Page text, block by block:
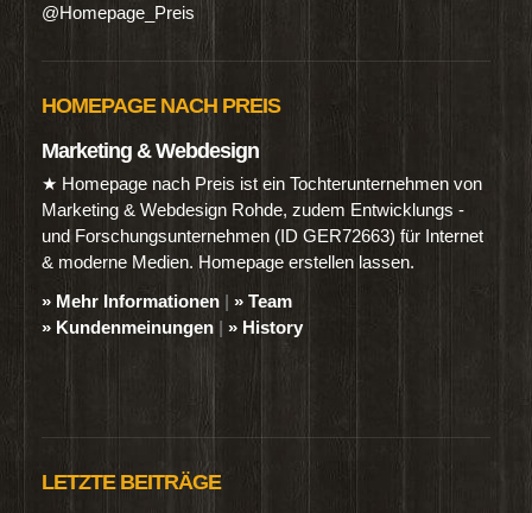
@Homepage_Preis
HOMEPAGE NACH PREIS
Marketing & Webdesign
★ Homepage nach Preis ist ein Tochterunternehmen von
Marketing & Webdesign Rohde, zudem Entwicklungs -
und Forschungsunternehmen (ID GER72663) für Internet
& moderne Medien. Homepage erstellen lassen.
» Mehr Informationen | » Team
» Kundenmeinungen | » History
LETZTE BEITRÄGE